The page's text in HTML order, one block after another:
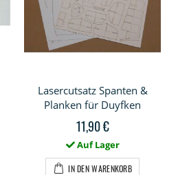
Lasercutsatz Spanten &
Planken für Duyfken
11,90 €
Auf Lager
IN DEN WARENKORB